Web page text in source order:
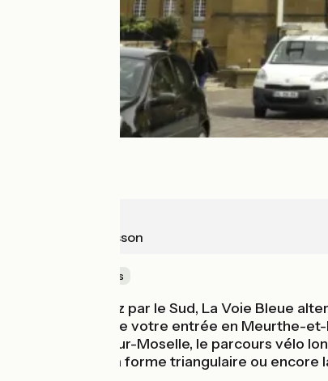
Pont-à-Mousson
Au cœur des vignes
En quittant Metz par le Sud, La Voie Bleue
Arnaville marque votre entrée en Meurthe-
Depuis Pagny-sur-Moselle, le parcours vélo
Place Duroc à la forme triangulaire ou